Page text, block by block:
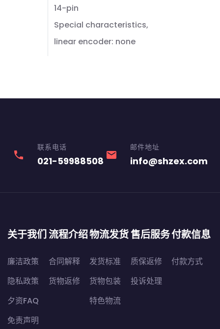
14-pin
Special characteristics,
linear encoder: none
phone
联系电话
021-59988508 email
邮件地址
info@shzex.com
关于我们
廉洁政策
隐私政策
夕资FAQ
免责声明
流程介绍
合同解释
货物返修
物流发货
发货标准
货物包装
特色物流
售后服务
质保返修
投诉处理
付款信息
付款方式